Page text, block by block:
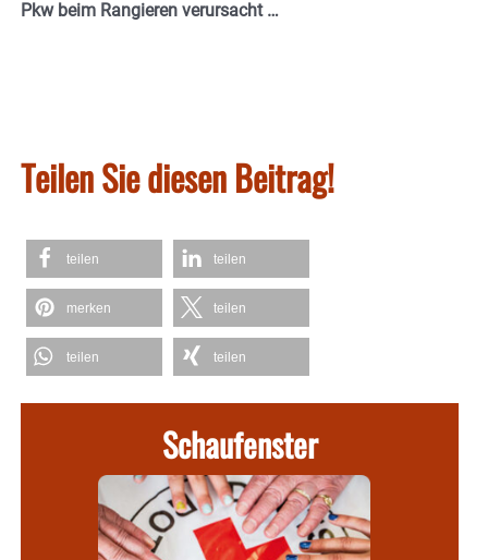
Pkw beim Rangieren verursacht …
Teilen Sie diesen Beitrag!
teilen teilen
merken teilen
teilen teilen
Schaufenster